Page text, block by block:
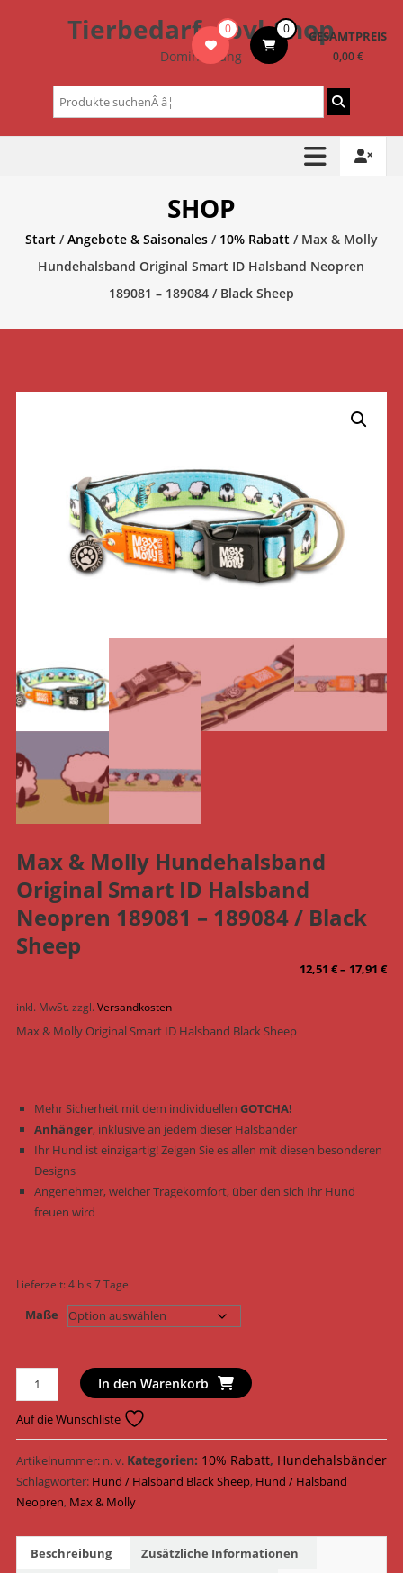
Tierbedarf – bvl-Shop
Dominik Lang
0 0 GESAMTPREIS
0,00 €
Suchen
nach:
SHOP
Start/Angebote & Saisonales/ 10% Rabatt/ Max & Molly
Hundehalsband Original Smart ID Halsband Neopren
189081 – 189084 / Black Sheep
Max & Molly Hundehalsband
Original Smart ID Halsband
Neopren 189081 – 189084 / Black
Sheep
12,51€– 17,91€
inkl. MwSt. zzgl. Versandkosten
Max & Molly Original Smart ID Halsband Black Sheep
Mehr Sicherheit mit dem individuellen GOTCHA!
Anhänger, inklusive an jedem dieser Halsbänder
Ihr Hund ist einzigartig! Zeigen Sie es allen mit diesen besonderen
Designs
Angenehmer, weicher Tragekomfort, über den sich Ihr Hund
freuen wird
Lieferzeit:4 bis 7 Tage
Maße
Max
&
Molly
Hundehalsband
Original
Smart
ID
Neopren
189081
In den Warenkorb
Auf die Wunschliste
Artikelnummer: n. v. Kategorien: 10% Rabatt, Hundehalsbänder
Schlagwörter: Hund / Halsband Black Sheep, Hund / Halsband
Neopren, Max & Molly
Beschreibung
Zusätzliche Informationen